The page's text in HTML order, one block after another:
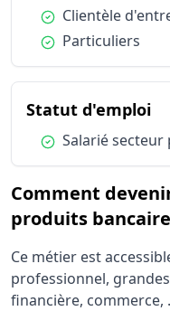
Condition :
Clientèle
Condition :
Particuliers
Statut d'emploi
Condition :
Salarié secteur
Comment
produits
Ce métier est
professionnel,
financière, commerce,